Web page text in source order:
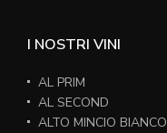
I NOSTRI VINI
AL PRIM
AL SECOND
ALTO MINCIO BIANCO